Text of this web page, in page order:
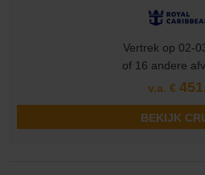
Vertrek op 02-
of 16 andere
v.a. €
BEKIJK